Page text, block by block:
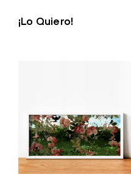
¡Lo Quiero!